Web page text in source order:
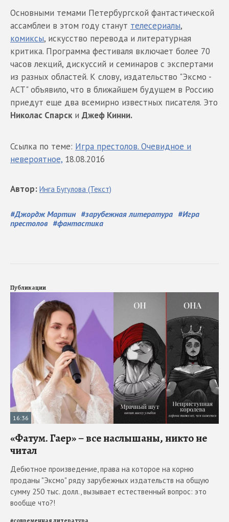
Основными темами Петербургской фантастической
ассамблеи в этом году станут телесериалы,
комиксы, искусство перевода и литературная
критика. Программа фестиваля включает более 70
часов лекций, дискуссий и семинаров с экспертами
из разных областей. К слову, издательство "Эксмо -
АСТ" объявило, что в ближайшем будущем в Россию
приедут еще два всемирно известных писателя. Это
Николас Спарски Джеф Кинни.
Ссылка по теме: Игра престолов. Очевидное и
невероятное, 18.08.2016
#Джордж Мартин #зарубежная литература #Игра
престолов #фантастика
Автор: Инга Бугулова (Текст)
Публикации
16:36
«Фатум. Гаер» – все наслышаны, никто не
читал
Дебютное произведение, права на которое на корню
проданы "Эксмо" ряду зарубежных издательств на общую
сумму 250 тыс. долл., вызывает естественный вопрос: это
вообще что?!
#современная литература